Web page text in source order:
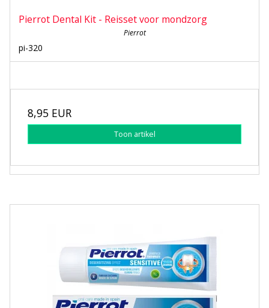
Pierrot Dental Kit - Reisset voor mondzorg
Pierrot
pi-320
8,95 EUR
Toon artikel